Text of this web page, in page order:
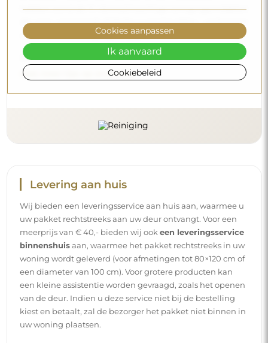
hebben (rond de 7). Vermijd krachtige reinigingsmiddelen
die azijn, ammoniak of sterke zuren bevatten – zo bewaart
u een mooie weerspiegeling gedurende vele jaren.
Wilt u meer weten?
Lees meer tips op onze blog.
Levering aan huis
Wij bieden een leveringsservice aan huis aan, waarmee u
uw pakket rechtstreeks aan uw deur ontvangt. Voor een
meerprijs van € 40,- bieden wij ookeen leveringsservice
binnenshuisaan, waarmee het pakket rechtstreeks in uw
woning wordt geleverd (voor afmetingen tot 80×120 cm of
een diameter van 100 cm). Voor grotere producten kan
een kleine assistentie worden gevraagd, zoals het openen
van de deur. Indien u deze service niet bij de bestelling
kiest en betaalt, zal de bezorger het pakket niet binnen in
uw woning plaatsen.
Cookiebeleid
Cookies aanpassen
Ik aanvaard